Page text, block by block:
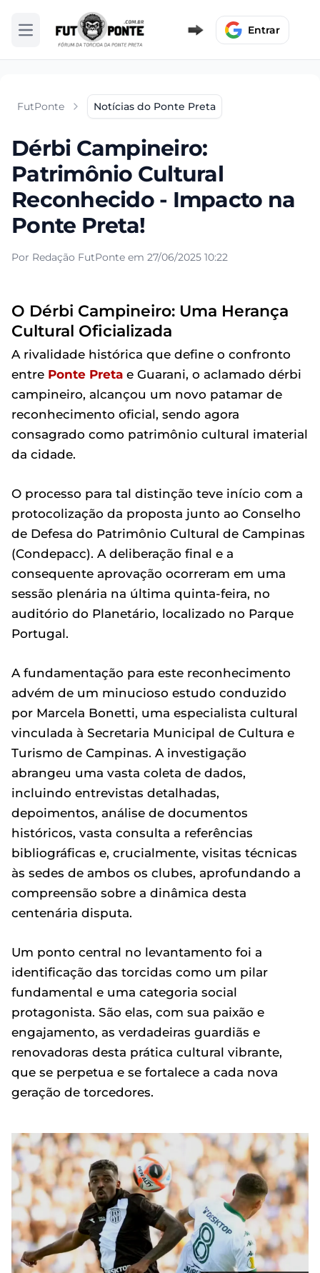
Abrir menu Entrar
FutPonte Notícias do Ponte Preta
Dérbi Campineiro:
Patrimônio Cultural
Reconhecido - Impacto na
Ponte Preta!
Por Redação FutPonte em 27/06/2025 10:22
O Dérbi Campineiro: Uma Herança
Cultural Oficializada
A rivalidade histórica que define o confronto
entre Ponte Preta e Guarani, o aclamado dérbi
campineiro, alcançou um novo patamar de
reconhecimento oficial, sendo agora
consagrado como patrimônio cultural imaterial
da cidade.
O processo para tal distinção teve início com a
protocolização da proposta junto ao Conselho
de Defesa do Patrimônio Cultural de Campinas
(Condepacc). A deliberação final e a
consequente aprovação ocorreram em uma
sessão plenária na última quinta-feira, no
auditório do Planetário, localizado no Parque
Portugal.
A fundamentação para este reconhecimento
advém de um minucioso estudo conduzido
por Marcela Bonetti, uma especialista cultural
vinculada à Secretaria Municipal de Cultura e
Turismo de Campinas. A investigação
abrangeu uma vasta coleta de dados,
incluindo entrevistas detalhadas,
depoimentos, análise de documentos
históricos, vasta consulta a referências
bibliográficas e, crucialmente, visitas técnicas
às sedes de ambos os clubes, aprofundando a
compreensão sobre a dinâmica desta
centenária disputa.
Um ponto central no levantamento foi a
identificação das torcidas como um pilar
fundamental e uma categoria social
protagonista. São elas, com sua paixão e
engajamento, as verdadeiras guardiãs e
renovadoras desta prática cultural vibrante,
que se perpetua e se fortalece a cada nova
geração de torcedores.